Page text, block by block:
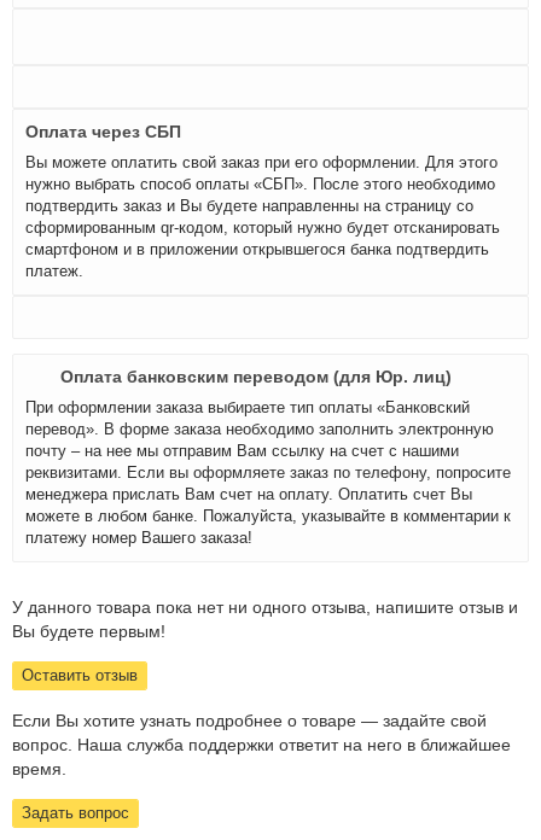
Оплата через СБП
Вы можете оплатить свой заказ при его оформлении. Для этого
нужно выбрать способ оплаты «СБП». После этого необходимо
подтвердить заказ и Вы будете направленны на страницу со
сформированным qr-кодом, который нужно будет отсканировать
смартфоном и в приложении открывшегося банка подтвердить
платеж.
Оплата банковским переводом (для Юр. лиц)
При оформлении заказа выбираете тип оплаты «Банковский
перевод». В форме заказа необходимо заполнить электронную
почту – на нее мы отправим Вам ссылку на счет с нашими
реквизитами. Если вы оформляете заказ по телефону, попросите
менеджера прислать Вам счет на оплату. Оплатить счет Вы
можете в любом банке. Пожалуйста, указывайте в комментарии к
платежу номер Вашего заказа!
У данного товара пока нет ни одного отзыва, напишите отзыв и
Вы будете первым!
Оставить отзыв
Если Вы хотите узнать подробнее о товаре — задайте свой
вопрос. Наша служба поддержки ответит на него в ближайшее
время.
Задать вопрос